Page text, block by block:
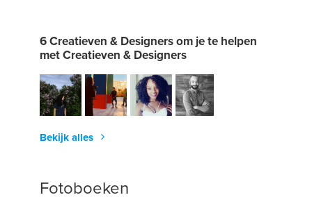
6 Creatieven & Designers om je te helpen
met Creatieven & Designers
Bekijk alles
Fotoboeken